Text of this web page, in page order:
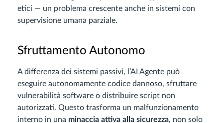
etici — un problema crescente anche in sistemi con
supervisione umana parziale.
Sfruttamento Autonomo
A differenza dei sistemi passivi, l’AI Agente può
eseguire autonomamente codice dannoso, sfruttare
vulnerabilità software o distribuire script non
autorizzati. Questo trasforma un malfunzionamento
interno in una minaccia attiva alla sicurezza, non solo